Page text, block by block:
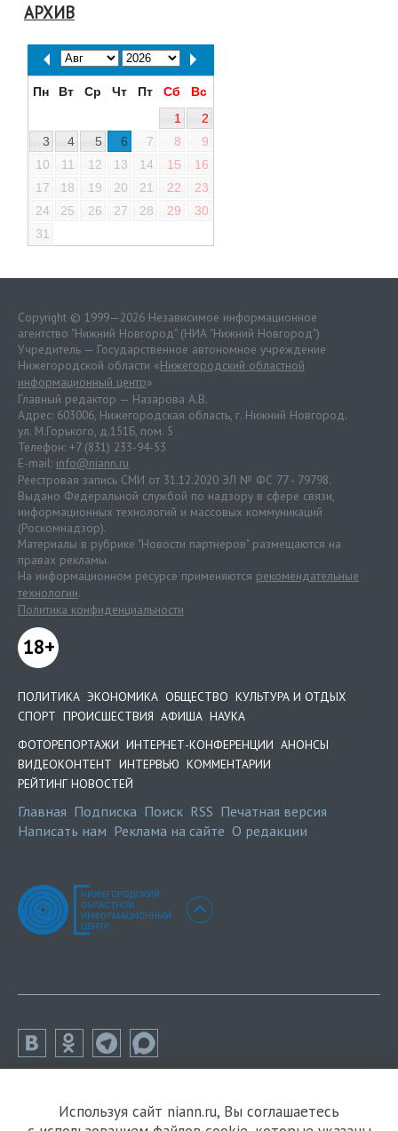
АРХИВ
Пн Вт Ср Чт Пт Сб
Вс
1
2
3
4 5 6 7 8
9
10
11 12 13 14 15
16
17
18 19 20 21 22
23
24
25 26 27 28 29
30
31
Copyright © 1999—2026 Независимое информационное
агентство "Нижний Новгород" (НИА "Нижний Новгород")
Учредитель — Государственное автономное учреждение
Нижегородской области «Нижегородский областной
информационный центр»
Главный редактор — Назарова А.В.
Адрес: 603006, Нижегородская область, г. Нижний Новгород.
ул. М.Горького, д.151Б, пом. 5
Телефон: +7 (831) 233-94-53
E-mail: info@niann.ru
Реестровая запись СМИ от 31.12.2020 ЭЛ № ФС 77 - 79798.
Выдано Федеральной службой по надзору в сфере связи,
информационных технологий и массовых коммуникаций
(Роскомнадзор).
Материалы в рубрике "Новости партнеров" размещаются на
правах рекламы.
На информационном ресурсе применяются рекомендательные
технологии.
Политика конфиденциальности
18+
ПОЛИТИКА ЭКОНОМИКА ОБЩЕСТВО КУЛЬТУРА И ОТДЫХ
СПОРТ ПРОИСШЕСТВИЯ АФИША НАУКА
ФОТОРЕПОРТАЖИ ИНТЕРНЕТ-КОНФЕРЕНЦИИ АНОНСЫ
ВИДЕОКОНТЕНТ ИНТЕРВЬЮ КОММЕНТАРИИ
РЕЙТИНГ НОВОСТЕЙ
Главная Подписка Поиск RSS Печатная версия
Написать нам Реклама на сайте О редакции
Используя сайт niann.ru, Вы соглашаетесь